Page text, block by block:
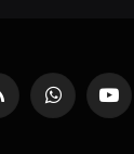
يوتيوب واتساب